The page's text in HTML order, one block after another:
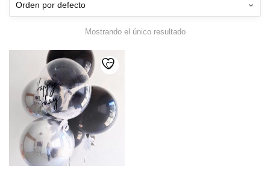
Mostrando el único resultado